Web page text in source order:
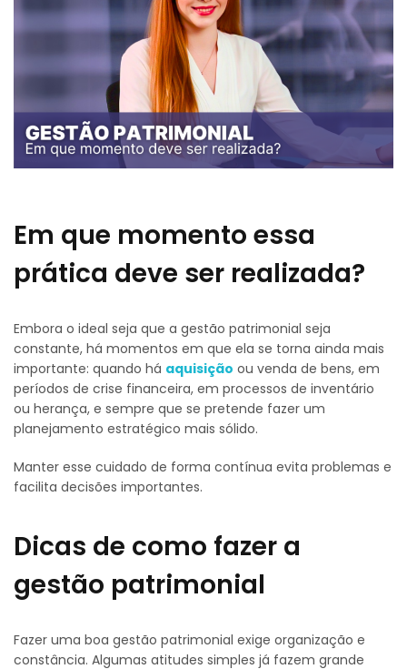
Em que momento essa
prática deve ser realizada?
Embora o ideal seja que a gestão patrimonial seja
constante, há momentos em que ela se torna ainda mais
importante: quando há aquisição ou venda de bens, em
períodos de crise financeira, em processos de inventário
ou herança, e sempre que se pretende fazer um
planejamento estratégico mais sólido.
Manter esse cuidado de forma contínua evita problemas e
facilita decisões importantes.
Dicas de como fazer a
gestão patrimonial
Fazer uma boa gestão patrimonial exige organização e
constância. Algumas atitudes simples já fazem grande